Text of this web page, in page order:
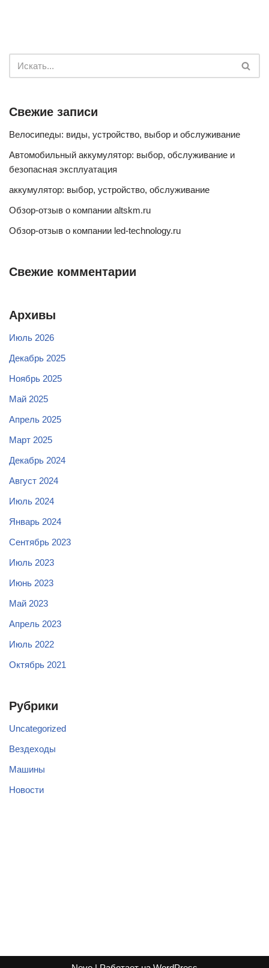
Свежие записи
Велосипеды: виды, устройство, выбор и обслуживание
Автомобильный аккумулятор: выбор, обслуживание и
безопасная эксплуатация
аккумулятор: выбор, устройство, обслуживание
Обзор-отзыв о компании altskm.ru
Обзор-отзыв о компании led-technology.ru
Свежие комментарии
Архивы
Июль 2026
Декабрь 2025
Ноябрь 2025
Май 2025
Апрель 2025
Март 2025
Декабрь 2024
Август 2024
Июль 2024
Январь 2024
Сентябрь 2023
Июль 2023
Июнь 2023
Май 2023
Апрель 2023
Июль 2022
Октябрь 2021
Рубрики
Uncategorized
Вездеходы
Машины
Новости